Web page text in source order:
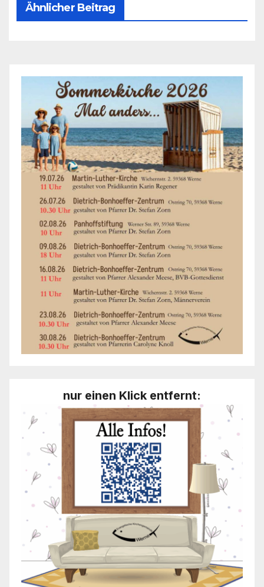
Ähnlicher Beitrag
nur einen Klick entfernt: